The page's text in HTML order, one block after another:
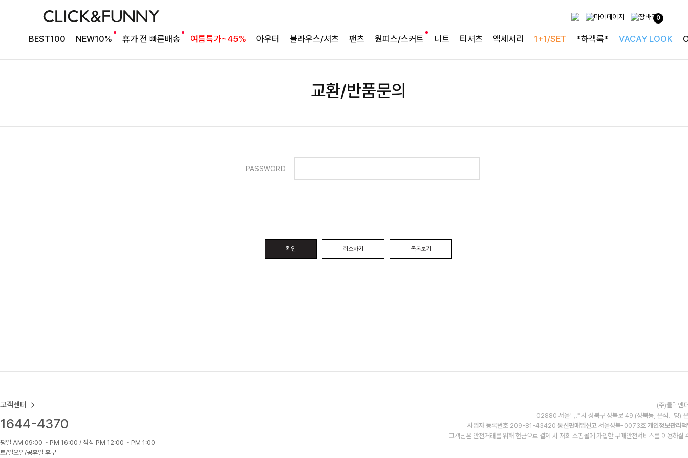
0
BEST100 NEW10% 휴가 전 빠른배송 여름특가~45% 아우터 블라우스/셔츠 팬츠 원피스/스커트 니트 티셔츠 액세서리 1+1/SET *하객룩* VACAY LOOK
교환/반품문의
PASSWORD
확인 취소하기 목록보기
고객센터
1644-4370
평일 AM 09:00 ~ PM 16:00 / 점심 PM 12:00 ~ PM 1:00
토/일요일/공휴일 휴무
(주)클릭앤
02880 서울특별시 성북구 성북로 49 (성북동, 운석빌딩)
사업자 등록번호 209-81-43420 통신판매업신고 서울성북-0073호 개인정보관리
고객님은 안전거래를 위해 현금으로 결제 시 저희 소핑몰에 가입한 구매안전서비스를 이용하실